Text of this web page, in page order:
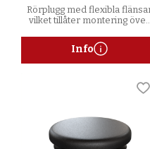
Rörplugg med flexibla
vilket tillåter montering över
Info